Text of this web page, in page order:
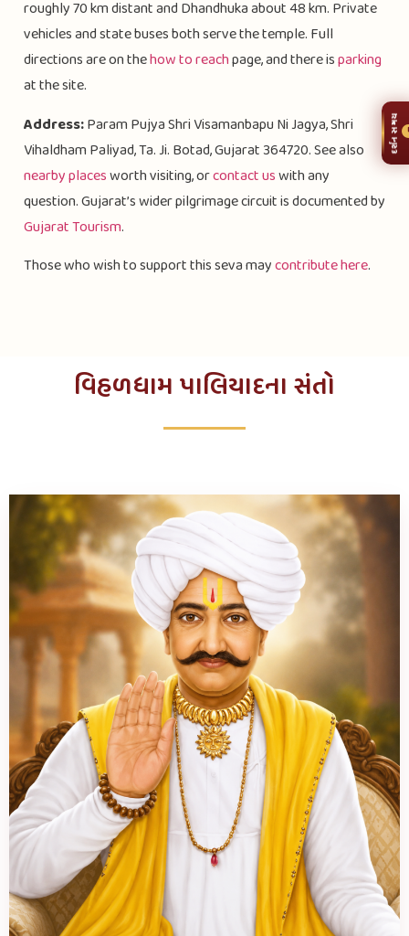
roughly 70 km distant and Dhandhuka about 48 km. Private
vehicles and state buses both serve the temple. Full
directions are on thehow to reachpage, and there isparking
at the site.
Address:Param Pujya Shri Visamanbapu Ni Jagya, Shri
Vihaldham Paliyad, Ta. Ji. Botad, Gujarat 364720. See also
nearby placesworth visiting, orcontact uswith any
question. Gujarat’s wider pilgrimage circuit is documented by
Gujarat Tourism.
Those who wish to support this seva maycontribute here.
વિહળધામ પાલિયાદના સંતો
દર્શન સમય